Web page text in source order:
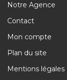
Notre Agence
Contact
Mon compte
Plan du site
Mentions légales